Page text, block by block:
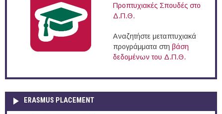
Προπτυχιακές Σπουδές στο
Δ.Π.Θ.
Αναζητήστε μεταπτυχιακά
προγράμματα στη βάση
δεδομένων του Δ.Π.Θ.
ERASMUS PLACEMENT